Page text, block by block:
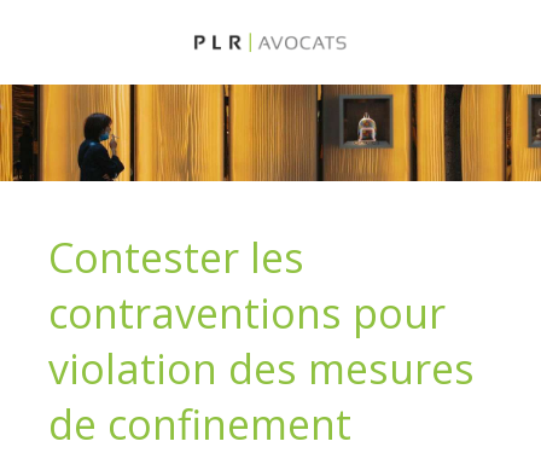
Contester les
contraventions pour
violation des mesures
de confinement